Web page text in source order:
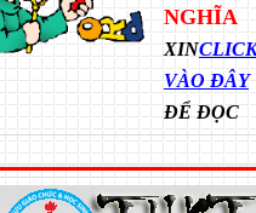
NGHĨA
XIN
VÀO ĐÂY
ĐỂ ĐỌC